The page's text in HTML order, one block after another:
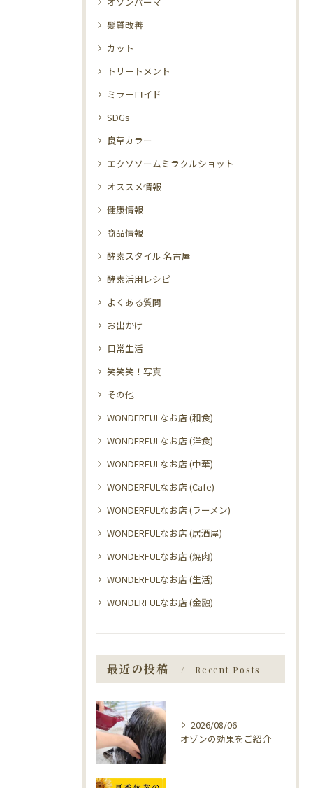
髪質改善
カット
トリートメント
ミラーロイド
SDGs
良草カラー
エクソソームミラクルショット
オススメ情報
健康情報
商品情報
酵素スタイル 名古屋
酵素活用レシピ
よくある質問
お出かけ
日常生活
笑笑笑！写真
その他
WONDERFULなお店 (和食)
WONDERFULなお店 (洋食)
WONDERFULなお店 (中華)
WONDERFULなお店 (Cafe)
WONDERFULなお店 (ラーメン)
WONDERFULなお店 (居酒屋)
WONDERFULなお店 (焼肉)
WONDERFULなお店 (生活)
WONDERFULなお店 (金融)
最近の投稿 Recent Posts
2026/08/06
オゾンの効果をご紹介